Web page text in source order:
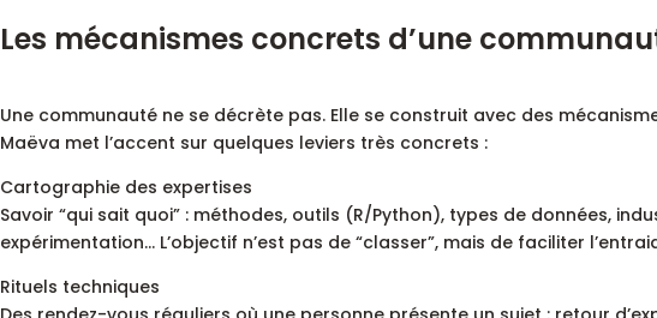
Les mécanismes concrets d’une
Une communauté ne se décrète pas. Elle se construit avec des
Maëva met l’accent sur quelques leviers très concrets :
Cartographie des expertises
Savoir “qui sait quoi” : méthodes, outils (R/Python), types de données,
expérimentation… L’objectif n’est pas de “classer”, mais de faciliter
Rituels techniques